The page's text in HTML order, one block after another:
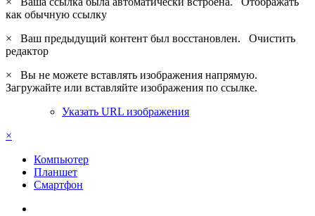
как обычную ссылку
×
Ваш предыдущий контент был восстановлен. Очистить
редактор
×
Вы не можете вставлять изображения напрямую.
Загружайте или вставляйте изображения по ссылке.
Указать URL изображения
×
Компьютер
Планшет
Смартфон